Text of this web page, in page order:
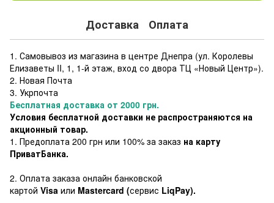
Доставка Оплата
1. Самовывоз из магазина в центре Днепра (ул. Королевы
Елизаветы II, 1, 1-й этаж, вход со двора ТЦ «Новый Центр»).
2. Новая Почта
3. Укрпочта
Бесплатная доставка от 2000 грн.
Условия бесплатной доставки не распространяются на
акционный товар.
1. Предоплата 200 грн или 100% за заказ на карту
ПриватБанка.
2. Оплата заказа онлайн банковской
картой Visa или Mastercard (сервис LiqPay).